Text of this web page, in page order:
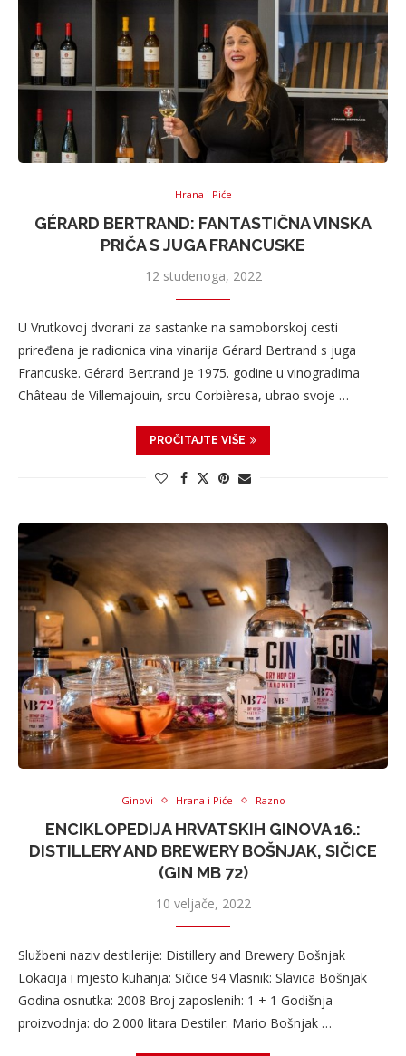
Hrana i Piće
GÉRARD BERTRAND: FANTASTIČNA VINSKA
PRIČA S JUGA FRANCUSKE
12 studenoga, 2022
U Vrutkovoj dvorani za sastanke na samoborskoj cesti
priređena je radionica vina vinarija Gérard Bertrand s juga
Francuske. Gérard Bertrand je 1975. godine u vinogradima
Château de Villemajouin, srcu Corbièresa, ubrao svoje …
PROČITAJTE VIŠE
Ginovi Hrana i Piće Razno
ENCIKLOPEDIJA HRVATSKIH GINOVA 16.:
DISTILLERY AND BREWERY BOŠNJAK, SIČICE
(GIN MB 72)
10 veljače, 2022
Službeni naziv destilerije: Distillery and Brewery Bošnjak
Lokacija i mjesto kuhanja: Sičice 94 Vlasnik: Slavica Bošnjak
Godina osnutka: 2008 Broj zaposlenih: 1 + 1 Godišnja
proizvodnja: do 2.000 litara Destiler: Mario Bošnjak …